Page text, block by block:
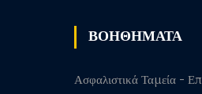
ΒΟΗΘΗΜΑΤΑ
Ασφαλιστικά Ταμεία -